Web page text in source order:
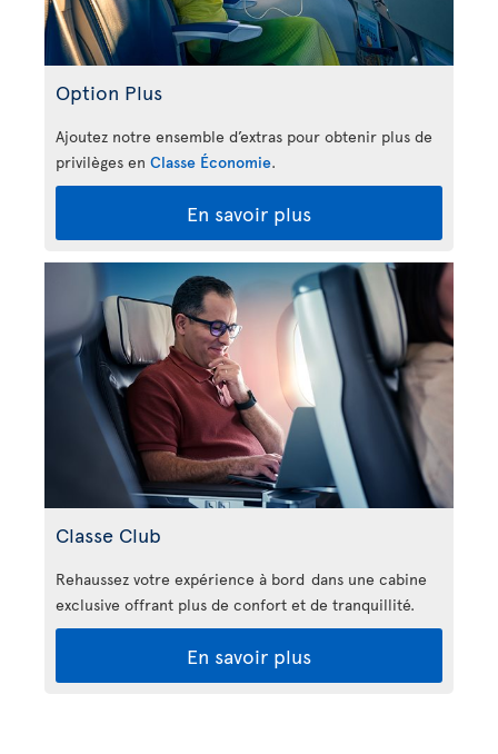
Option Plus
Ajoutez notre ensemble d’extras pour obtenir plus de
privilèges en Classe Économie.
En savoir plus
Classe Club
Rehaussez votre expérience à bord dans une cabine
exclusive offrant plus de confort et de tranquillité.
En savoir plus